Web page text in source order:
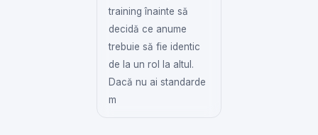
training înainte să
decidă ce anume
trebuie să fie identic
de la un rol la altul.
Dacă nu ai standarde
m